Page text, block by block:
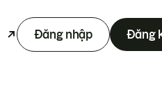
Đăng nhập Đăng